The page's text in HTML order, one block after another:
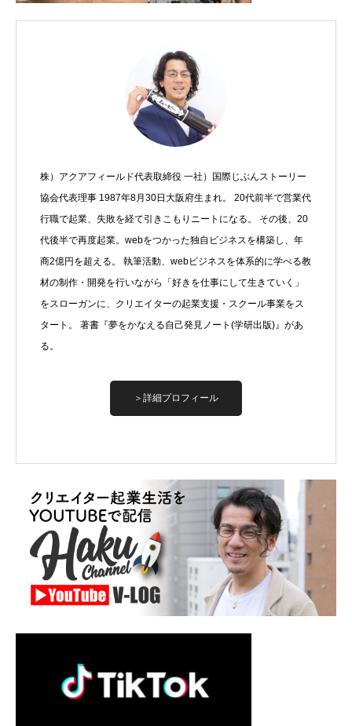
株）アクアフィールド代表取締役 一社）国際じぶんストーリー
協会代表理事 1987年8月30日大阪府生まれ。 20代前半で営業代
行職で起業、失敗を経て引きこもりニートになる。 その後、20
代後半で再度起業。webをつかった独自ビジネスを構築し、年
商2億円を超える。 執筆活動、webビジネスを体系的に学べる教
材の制作・開発を行いながら「好きを仕事にして生きていく」
をスローガンに、クリエイターの起業支援・スクール事業をス
タート。 著書『夢をかなえる自己発見ノート(学研出版)』があ
る。
＞詳細プロフィール